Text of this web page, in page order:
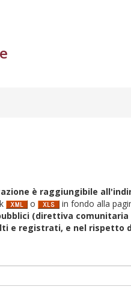
è raggiungibile
o in fondo alla
(direttiva comunitaria
e registrati, e nel rispetto